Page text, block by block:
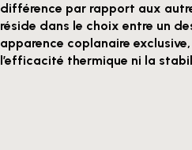
différence par rapport aux
réside dans le choix entre un
apparence coplanaire
l’efficacité thermique ni la